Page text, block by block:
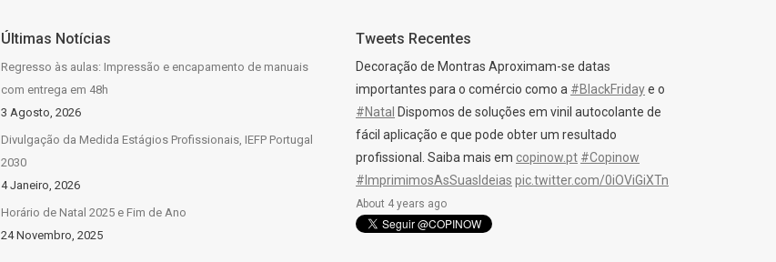
Últimas Notícias
Regresso às aulas: Impressão e encapamento de manuais
com entrega em 48h
3 Agosto, 2026
Divulgação da Medida Estágios Profissionais, IEFP Portugal
2030
4 Janeiro, 2026
Horário de Natal 2025 e Fim de Ano
24 Novembro, 2025
Tweets Recentes
Decoração de Montras Aproximam-se datas
importantes para o comércio como a #BlackFridaye o
#Natal Dispomos de soluções em vinil autocolante de
fácil aplicação e que pode obter um resultado
profissional. Saiba mais em copinow.pt #Copinow
#ImprimimosAsSuasIdeias pic.twitter.com/0iOViGiXTn
About 4 years ago